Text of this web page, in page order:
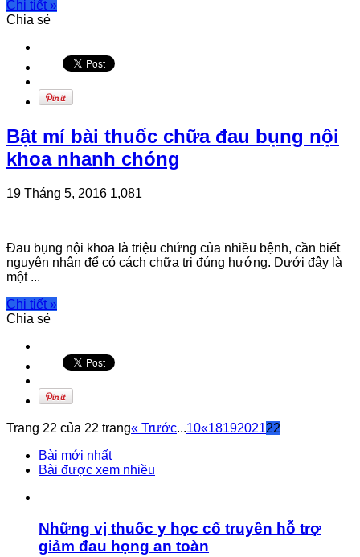
Chi tiết »
Chia sẻ
Bật mí bài thuốc chữa đau bụng nội
khoa nhanh chóng
19 Tháng 5, 2016 1,081
Đau bụng nội khoa là triệu chứng của nhiều bệnh, cần biết
nguyên nhân để có cách chữa trị đúng hướng. Dưới đây là
một ...
Chi tiết »
Chia sẻ
Trang 22 của 22 trang« Trước...10«1819202122
Bài mới nhất
Bài được xem nhiều
Những vị thuốc y học cổ truyền hỗ trợ
giảm đau họng an toàn